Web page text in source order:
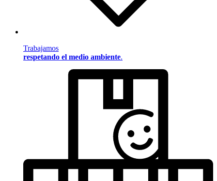
Trabajamos
respetando el medio ambiente.